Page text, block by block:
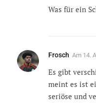
Was für ein
Frosch Am 14.
Es gibt
meint es ist
seriöse und